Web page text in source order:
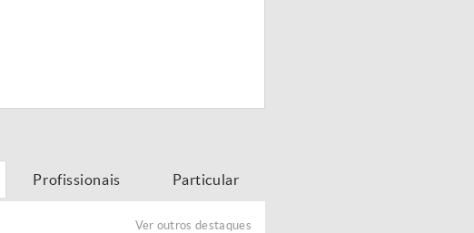
Profissionais Particular
Ver outros destaques